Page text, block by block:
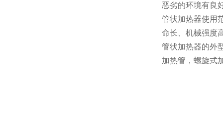
恶劣的环境有良
管状加热器使用
命长、机械强度
管状加热器的外
加热管，螺旋式